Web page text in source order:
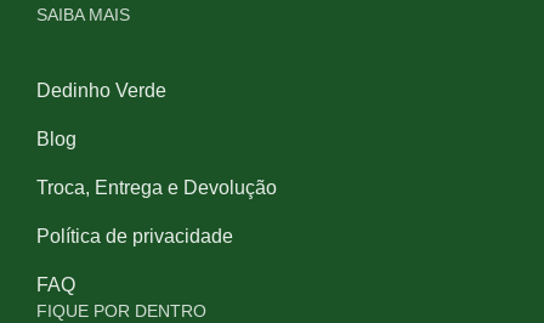
SAIBA MAIS
Dedinho Verde
Blog
Troca, Entrega e Devolução
Política de privacidade
FAQ
FIQUE POR DENTRO